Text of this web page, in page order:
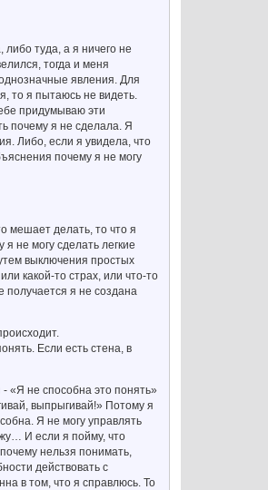
туда, а я ничего не
тогда и меня
явления. Для
то я пытаюсь не видеть.
придумываю эти
почему я не сделала. Я
Либо, если я увидела, что
почему я не могу
мешает делать, то что я
не могу сделать легкие
выключения простых
какой-то страх, или что-то
получается я не создана
Если есть стена, в
«Я не способна это понять»
выпрыгивай!» Потому я
Я не могу управлять
И если я пойму, что
нельзя понимать,
действовать с
в том, что я справлюсь. То